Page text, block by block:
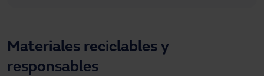
Materiales reciclables y
responsables